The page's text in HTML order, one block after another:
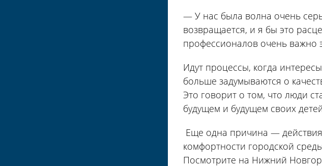
— У нас была волна очень
возвращается, и я бы это
профессионалов очень важно
Идут процессы, когда
больше задумываются о
Это говорит о том, что люди
будущем и будущем своих
Еще одна причина —
комфортности городской
Посмотрите на Нижний